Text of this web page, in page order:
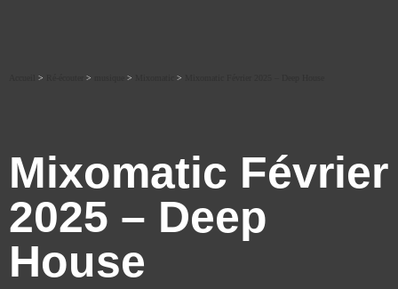
> > > >
Mixomatic Février
2025 – Deep
House